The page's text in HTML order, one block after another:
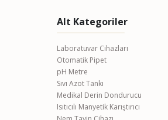
Alt Kategoriler
Laboratuvar Cihazları
Otomatik Pipet
pH Metre
Sıvı Azot Tankı
Medikal Derin Dondurucu
Isıtıcılı Manyetik Karıştırıcı